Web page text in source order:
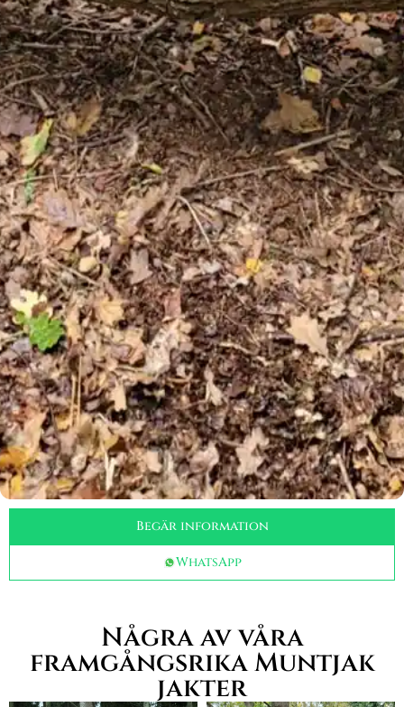
Begär information
WhatsApp
Några av våra
framgångsrika Muntjak
jakter